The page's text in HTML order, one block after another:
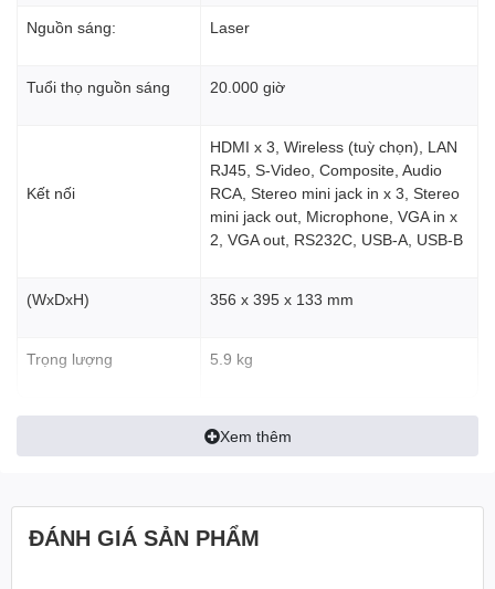
Nguồn sáng: Laser
Tuổi thọ nguồn sáng 20.000 giờ
Kết nối
HDMI x 3, Wireless (tuỳ chọn), LAN
RJ45, S-Video, Composite, Audio
RCA, Stereo mini jack in x 3, Stereo
mini jack out, Microphone, VGA in x
2, VGA out, RS232C, USB-A, USB-B
(WxDxH) 356 x 395 x 133 mm
Trọng lượng 5.9 kg
Xem thêm
ĐÁNH GIÁ SẢN PHẨM